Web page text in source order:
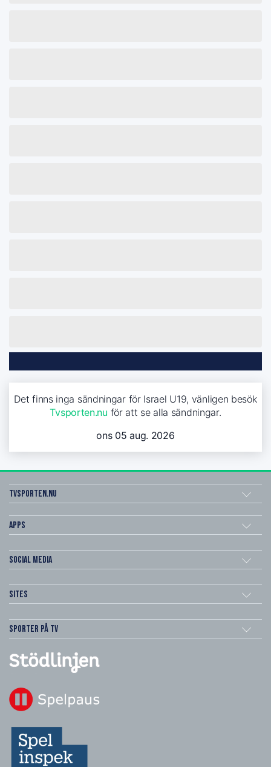
Det finns inga sändningar för Israel U19, vänligen besök
Tvsporten.nu för att se alla sändningar.
ons 05 aug. 2026
Tvsporten.nu
Apps
Social Media
Sites
Sporter på TV